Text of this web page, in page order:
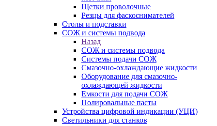
Щетки проволочные
Резцы для фаскоснимателей
Столы и подставки
СОЖ и системы подвода
Назад
СОЖ и системы подвода
Системы подачи СОЖ
Смазочно-охлаждающие жидкости
Оборудование для смазочно-
охлаждающей жидкости
Емкости для подачи СОЖ
Полировальные пасты
Устройства цифровой индикации (УЦИ)
Светильники для станков